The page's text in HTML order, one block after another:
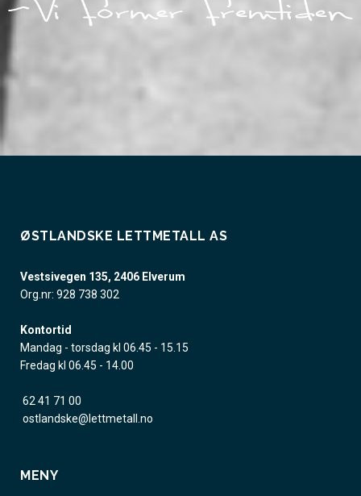
ØSTLANDSKE LETTMETALL AS
Vestsivegen 135, 2406 Elverum
Org.nr: 928 738 302
Kontortid
Mandag - torsdag kl 06.45 - 15.15
Fredag kl 06.45 - 14.00
62 41 71 00
ostlandske@lettmetall.no
MENY